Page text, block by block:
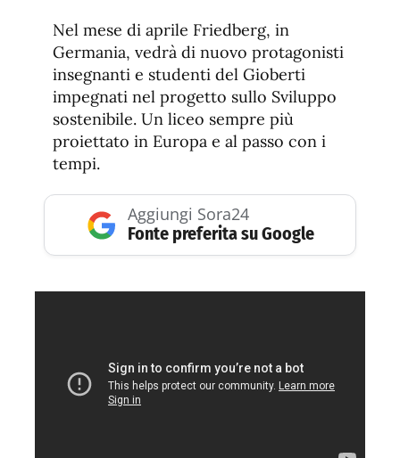
Nel mese di aprile Friedberg, in
Germania, vedrà di nuovo protagonisti
insegnanti e studenti del Gioberti
impegnati nel progetto sullo Sviluppo
sostenibile. Un liceo sempre più
proiettato in Europa e al passo con i
tempi.
Aggiungi Sora24
Fonte preferita su Google